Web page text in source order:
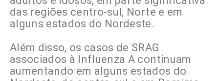
das regiões centro-sul, Norte e em
alguns estados do Nordeste.
Além disso, os casos de SRAG
associados à Influenza A continuam
aumentando em alguns estados do